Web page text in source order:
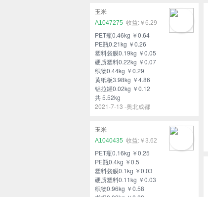
玉米
A1047275
￥6.29
PET瓶0.46kg ￥0.64
PE瓶0.21kg ￥0.26
塑料袋膜0.19kg ￥0.05
硬质塑料0.22kg ￥0.07
织物0.44kg ￥0.29
黄纸板3.98kg ￥4.86
铝拉罐0.02kg ￥0.12
共 5.52kg
2021-7-13 -奥北成都
玉米
A1040435
￥3.62
PET瓶0.16kg ￥0.25
PE瓶0.4kg ￥0.5
塑料袋膜0.1kg ￥0.03
硬质塑料0.11kg ￥0.03
织物0.96kg ￥0.58